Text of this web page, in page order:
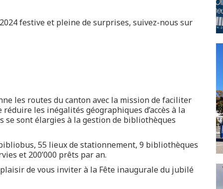
festive et pleine de surprises, suivez-nous sur
les routes du canton avec la mission de faciliter
les inégalités géographiques d’accès à la
se sont élargies à la gestion de bibliothèques
55 lieux de stationnement, 9 bibliothèques
et 200’000 prêts par an.
de vous inviter à la Fête inaugurale du jubilé